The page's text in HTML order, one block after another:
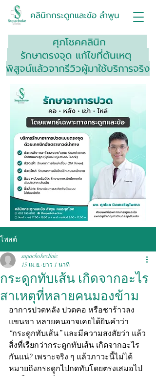
คลินิกกระดูกและข้อ ลำพูน
ศุภโชคคลินิก
รักษาตรงจุด แก้ไขที่ต้นเหตุ
พิสูจน์แล้วจากรีวิวผู้มาใช้บริการจริง
โพสต์
กระดูกทับเส้น เกิดจากอะไร
สาเหตุที่หลายคนมองข้าม
supachokeclinic
15 เม.ย. ยาว 1 นาที
อาการปวดหลัง ปวดคอ หรือชาร้าวลง
แขนขา หลายคนอาจเคยได้ยินคำว่า
“กระดูกทับเส้น” และมีความสงสัยว่า แล้ว
สิ่งที่เรียกว่ากระดูกทับเส้น เกิดจากอะไร
กันแน่? เพราะจริง ๆ แล้วภาวะนี้ไม่ได้
หมายถึงกระดูกไปกดทับโดยตรงเสมอไป